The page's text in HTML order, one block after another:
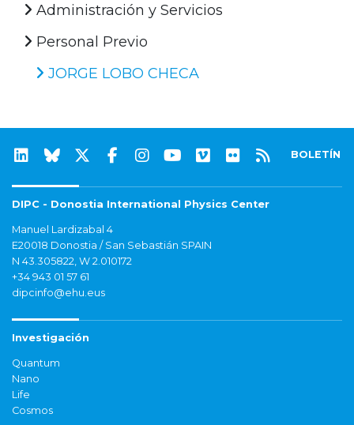
Administración y Servicios
Personal Previo
JORGE LOBO CHECA
BOLETÍN
DIPC - Donostia International Physics Center
Manuel Lardizabal 4
E20018 Donostia / San Sebastián SPAIN
N 43.305822, W 2.010172
+34 943 01 57 61
dipcinfo@ehu.eus
Investigación
Quantum
Nano
Life
Cosmos